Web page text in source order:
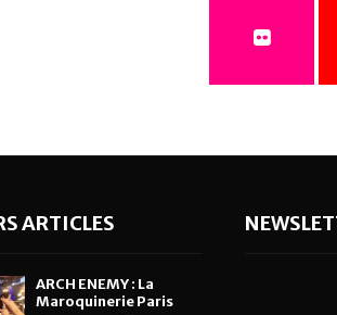
ARTICLES
ARCH ENEMY : La
Maroquinerie Paris